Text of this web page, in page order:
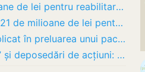
Capitalul social al CFM, majorat cu peste 421 de milioane de lei pentru reabilitarea…
Guvernul majorează capitalul social al CFM cu peste 421 de milioane de lei pentru…
Platon, acuzații la adresa premierului Tofan: A fost implicat în preluarea unui pachet de…
Platon îl acuză pe Tofan de „escrocherii cu Plahotniuc” și deposedări de acțiuni: „Niciun…